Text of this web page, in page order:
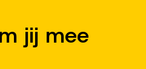
jij mee